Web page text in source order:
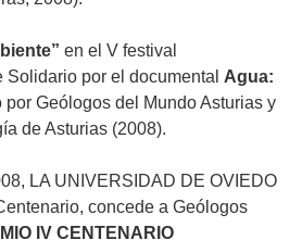
en el V festival
Solidario por el documental Agua:
por Geólogos del Mundo Asturias y
de Asturias (2008).
LA UNIVERSIDAD DE OVIEDO
concede a Geólogos
IV CENTENARIO